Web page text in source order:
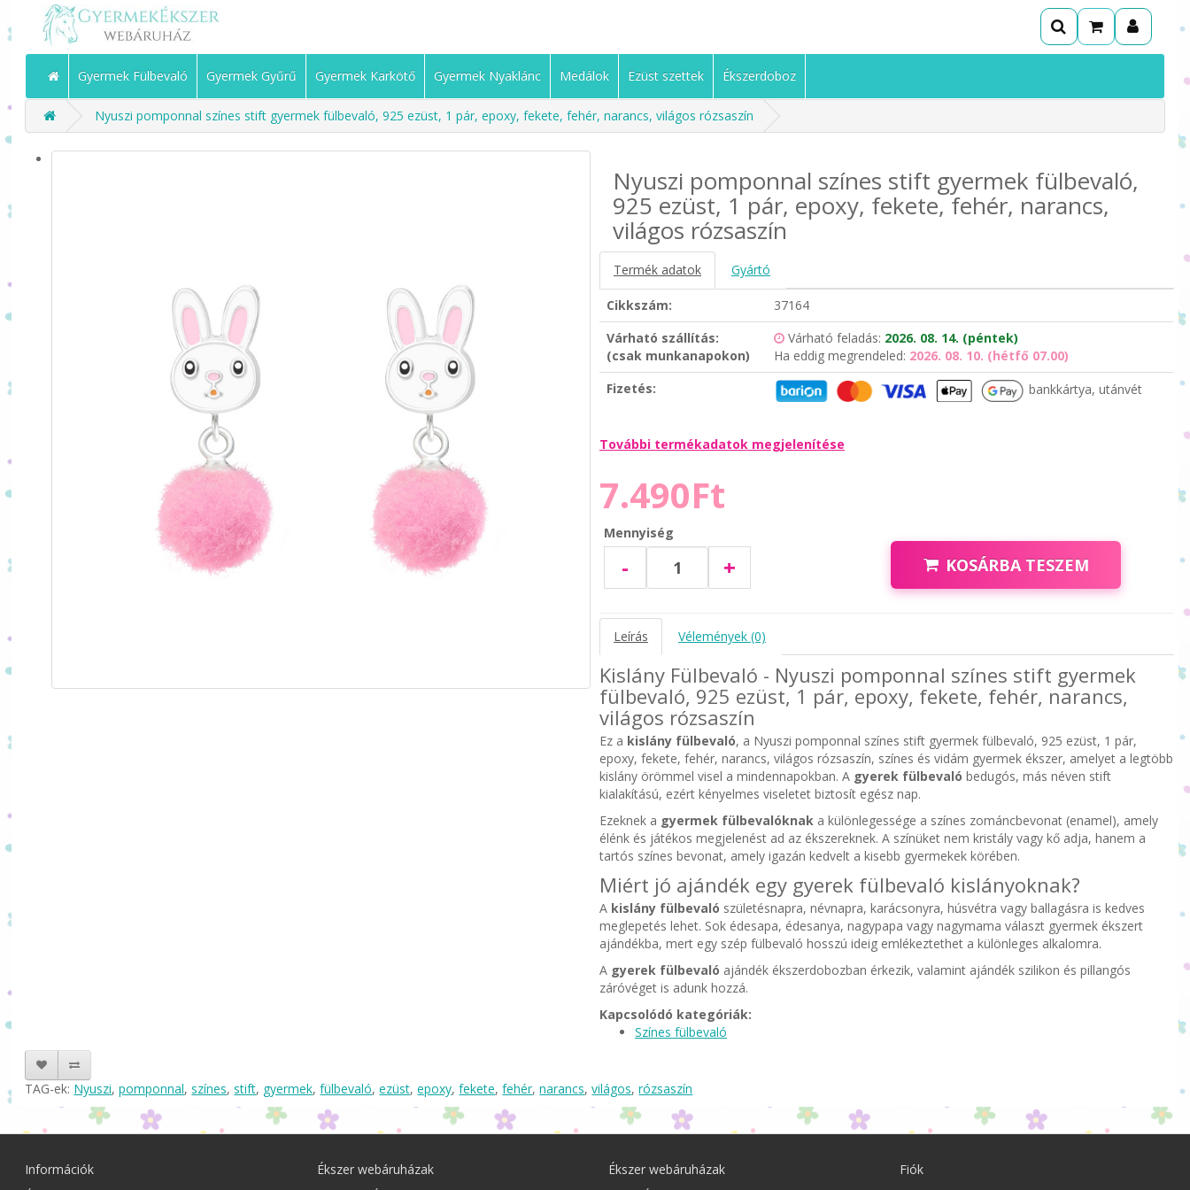
Gyermek Fülbevaló Gyermek Gyűrű Gyermek Karkötő Gyermek Nyaklánc Medálok Ezüst szettek Ékszerdoboz
Nyuszi pomponnal színes stift gyermek fülbevaló, 925 ezüst, 1 pár, epoxy, fekete, fehér, narancs, világos rózsaszín
Nyuszi pomponnal színes stift gyermek fülbevaló,
925 ezüst, 1 pár, epoxy, fekete, fehér, narancs,
világos rózsaszín
Termék adatok Gyártó
Cikkszám:
37164
Várható szállítás:
(csak munkanapokon)
Várható feladás: 2026. 08. 14. (péntek)
Ha eddig megrendeled: 2026. 08. 10. (hétfő 07.00)
Fizetés:
bankkártya, utánvét
További termékadatok megjelenítése
7.490Ft
Mennyiség
- + KOSÁRBA TESZEM
Leírás Vélemények (0)
Kislány Fülbevaló - Nyuszi pomponnal színes stift gyermek
fülbevaló, 925 ezüst, 1 pár, epoxy, fekete, fehér, narancs,
világos rózsaszín
Ez a kislány fülbevaló, a Nyuszi pomponnal színes stift gyermek fülbevaló, 925 ezüst, 1 pár,
epoxy, fekete, fehér, narancs, világos rózsaszín, színes és vidám gyermek ékszer, amelyet a legtöbb
kislány örömmel visel a mindennapokban. A gyerek fülbevaló bedugós, más néven stift
kialakítású, ezért kényelmes viseletet biztosít egész nap.
Ezeknek a gyermek fülbevalóknaka különlegessége a színes zománcbevonat (enamel), amely
élénk és játékos megjelenést ad az ékszereknek. A színüket nem kristály vagy kő adja, hanem a
tartós színes bevonat, amely igazán kedvelt a kisebb gyermekek körében.
Miért jó ajándék egy gyerek fülbevaló kislányoknak?
A kislány fülbevaló születésnapra, névnapra, karácsonyra, húsvétra vagy ballagásra is kedves
meglepetés lehet. Sok édesapa, édesanya, nagypapa vagy nagymama választ gyermek ékszert
ajándékba, mert egy szép fülbevaló hosszú ideig emlékeztethet a különleges alkalomra.
A gyerek fülbevaló ajándék ékszerdobozban érkezik, valamint ajándék szilikon és pillangós
záróvéget is adunk hozzá.
Kapcsolódó kategóriák:
Színes fülbevaló
TAG-ek: Nyuszi,pomponnal,színes,stift, gyermek,fülbevaló,ezüst,epoxy,fekete,fehér,narancs,világos,rózsaszín
Információk
Ékszer webáruházak
Ékszer webáruházak
Fiók